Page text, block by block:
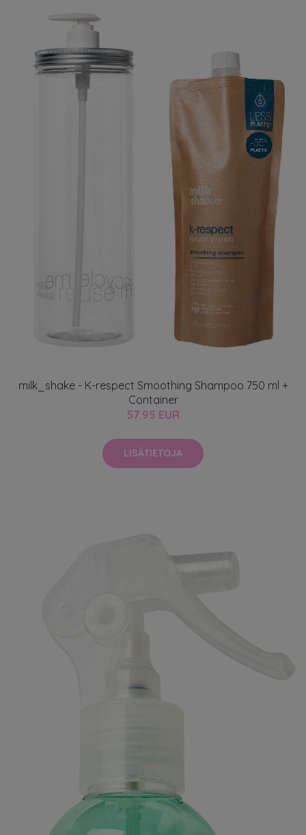
milk_shake - K-respect Smoothing Shampoo 750 ml +
Container
57.95 EUR
LISÄTIETOJA